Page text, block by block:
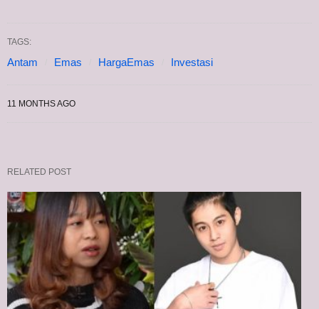
TAGS:
Antam Emas HargaEmas Investasi
11 MONTHS AGO
RELATED POST